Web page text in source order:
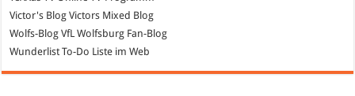
Victor's Blog Victors Mixed Blog
Wolfs-Blog VfL Wolfsburg Fan-Blog
Wunderlist To-Do Liste im Web